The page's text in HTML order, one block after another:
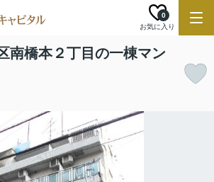
お気に入り
0
南橋本２丁目の一棟マン